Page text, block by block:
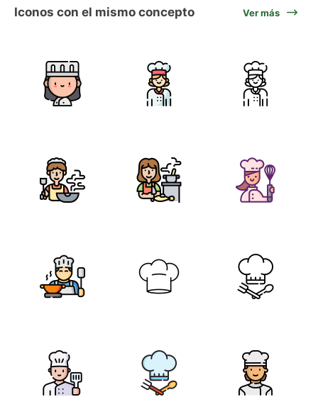
Iconos con el mismo concepto Ver más